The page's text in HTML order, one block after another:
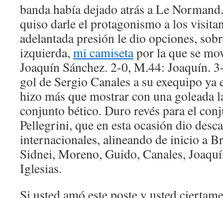
banda había dejado atrás a Le
quiso darle el protagonismo a los
adelantada presión le dio opciones,
izquierda, mi camisetapor la que se
Joaquín Sánchez. 2-0, M.44: Joaquín.
gol de Sergio Canales a su exequipo
hizo más que mostrar con una goleada
conjunto bético. Duro revés para el
Pellegrini, que en esta ocasión dio
internacionales, alineando de inicio a
Sidnei, Moreno, Guido, Canales,
Iglesias.
Si usted amó este poste y usted